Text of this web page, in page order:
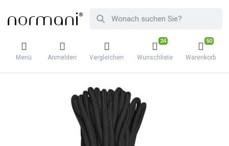
Menü Anmelden Vergleichen
24
Wunschliste
50
Warenkorb